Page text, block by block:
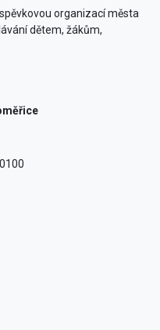
organizací města
dětem, žákům,